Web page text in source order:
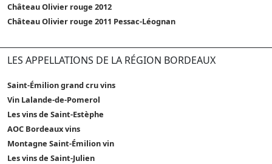
Château Olivier rouge 2012
Château Olivier rouge 2011 Pessac-Léognan
LES APPELLATIONS DE LA RÉGION BORDEAUX
Saint-Émilion grand cru vins
Vin Lalande-de-Pomerol
Les vins de Saint-Estèphe
AOC Bordeaux vins
Montagne Saint-Émilion vin
Les vins de Saint-Julien